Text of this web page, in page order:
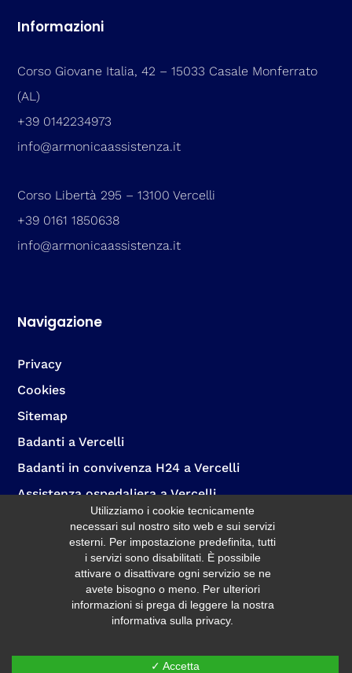
Informazioni
Corso Giovane Italia, 42 – 15033 Casale Monferrato
(AL)
+39 0142234973
info@armonicaassistenza.it
Corso Libertà 295 – 13100 Vercelli
+39 0161 1850638
info@armonicaassistenza.it
Navigazione
Privacy
Cookies
Sitemap
Badanti a Vercelli
Badanti in convivenza H24 a Vercelli
Assistenza ospedaliera a Vercelli
Badante per sostituzione ferie a Vercelli
Assistenza anziani per pasti a Vercelli
Assistenza per l’igiene degli anziani a Vercelli
Assistenza domiciliare diurna e notturna a Vercelli
Utilizziamo i cookie tecnicamente
necessari sul nostro sito web e sui servizi
esterni. Per impostazione predefinita, tutti
i servizi sono disabilitati. È possibile
attivare o disattivare ogni servizio se ne
avete bisogno o meno. Per ulteriori
informazioni si prega di leggere la nostra
informativa sulla privacy.
✓ Accetta